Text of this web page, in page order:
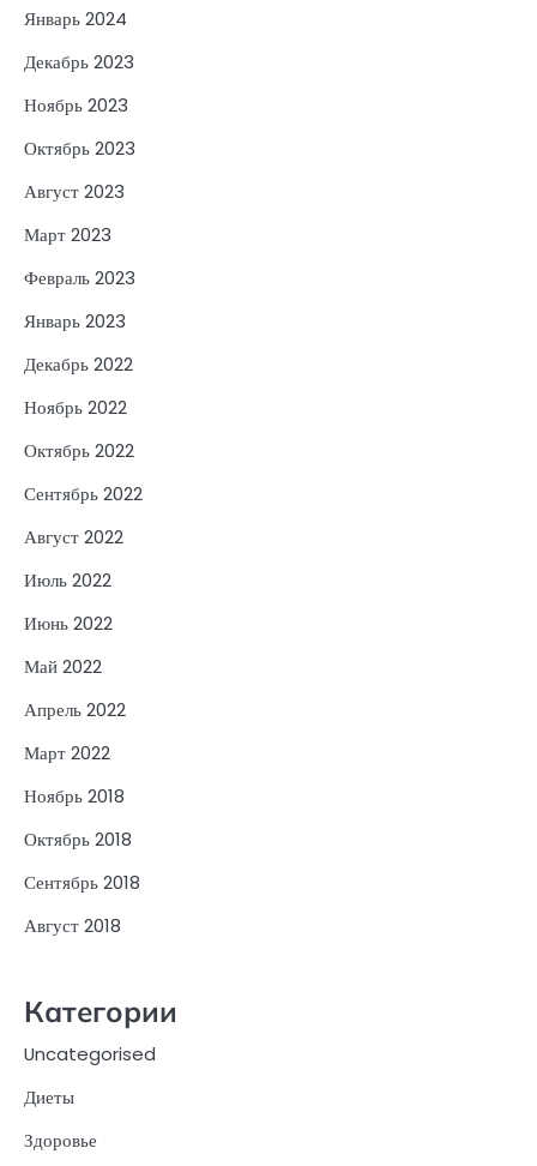
Январь 2024
Декабрь 2023
Ноябрь 2023
Октябрь 2023
Август 2023
Март 2023
Февраль 2023
Январь 2023
Декабрь 2022
Ноябрь 2022
Октябрь 2022
Сентябрь 2022
Август 2022
Июль 2022
Июнь 2022
Май 2022
Апрель 2022
Март 2022
Ноябрь 2018
Октябрь 2018
Сентябрь 2018
Август 2018
Категории
Uncategorised
Диеты
Здоровье